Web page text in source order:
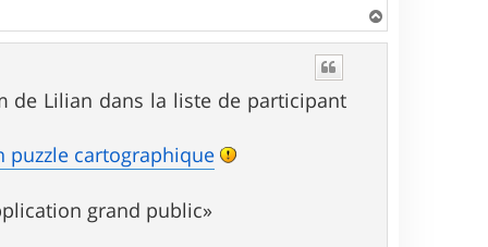
a
de Lilian dans la liste de participant
puzzle cartographique
grand public»